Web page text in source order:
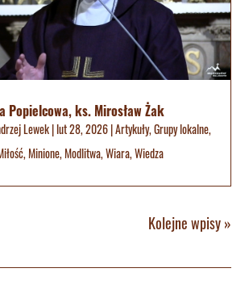
Popielcowa, ks. Mirosław Żak
Lewek|lut 28, 2026|Artykuły,Grupy lokalne,
,Minione,Modlitwa,Wiara,Wiedza
Kolejne wpisy »